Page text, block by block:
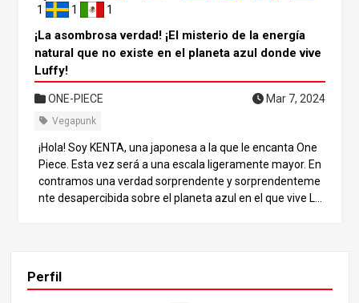
1
1 1
¡La asombrosa verdad! ¡El misterio de la energía
natural que no existe en el planeta azul donde vive
Luffy!
ONE-PIECE Mar 7, 2024
Vegapunk
¡Hola! Soy KENTA, una japonesa a la que le encanta One
Piece. Esta vez será a una escala ligeramente mayor. En
contramos una verdad sorprendente y sorprendenteme
nte desapercibida sobre el planeta azul en el que vive Lu
aneta azul donde vive Luffy De repente, en nuestro plan
Perfil